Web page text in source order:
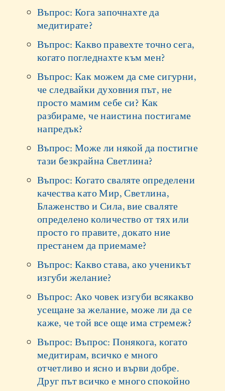
Въпрос: Кога започнахте да
медитирате?
Въпрос: Какво правехте точно сега,
когато погледнахте към мен?
Въпрос: Как можем да сме сигурни,
че следвайки духовния път, не
просто мамим себе си? Как
разбираме, че наистина постигаме
напредък?
Въпрос: Може ли някой да постигне
тази безкрайна Светлина?
Въпрос: Когато сваляте определени
качества като Мир, Светлина,
Блаженство и Сила, вие сваляте
определено количество от тях или
просто го правите, докато ние
престанем да приемаме?
Въпрос: Какво става, ако ученикът
изгуби желание?
Въпрос: Ако човек изгуби всякакво
усещане за желание, може ли да се
каже, че той все още има стремеж?
Въпрос: Въпрос: Понякога, когато
медитирам, всичко е много
отчетливо и ясно и върви добре.
Друг път всичко е много спокойно